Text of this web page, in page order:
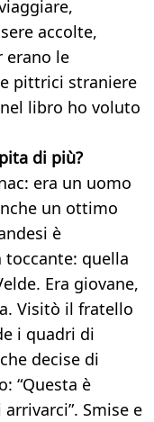
accolte,
erano le
pittrici straniere
libro ho voluto
di più?
era un uomo
un ottimo
è
toccante: quella
Era giovane,
Visitò il fratello
i quadri di
decise di
“Questa è
Smise e